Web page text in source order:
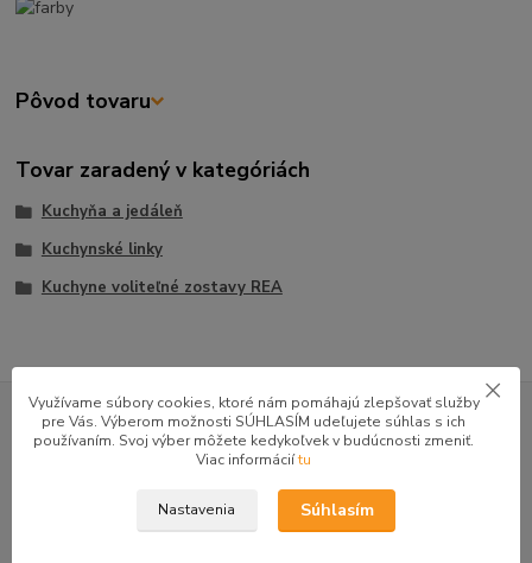
Pôvod tovaru
Tovar zaradený v kategóriách
Kuchyňa a jedáleň
Kuchynské linky
Kuchyne voliteľné zostavy REA
GOOGLE RECENZIE ZÁKAZNÍKOV
4.9★★★★★
47 recenzií · Google
Využívame súbory cookies, ktoré nám pomáhajú zlepšovať služby
pre Vás. Výberom možnosti SÚHLASÍM udeľujete súhlas s ich
používaním. Svoj výber môžete kedykoľvek v budúcnosti zmeniť.
Viac informáciítu
Nastavenia Súhlasím